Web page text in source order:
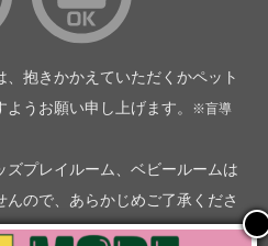
抱きかかえていただくかペット
うお願い申し上げます。
※盲導
プレイルーム、ベビールームは
ので、あらかじめご了承くださ